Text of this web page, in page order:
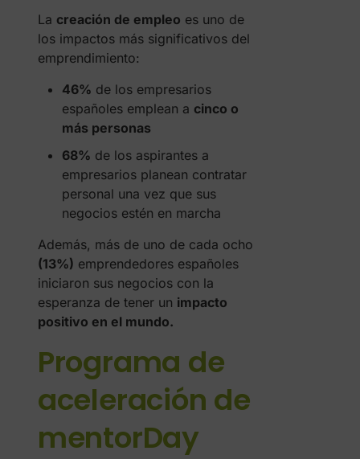
La creación de empleo es uno de
los impactos más significativos del
emprendimiento:
46% de los empresarios
españoles emplean a cinco o
más personas
68% de los aspirantes a
empresarios planean contratar
personal una vez que sus
negocios estén en marcha
Además, más de uno de cada ocho
(13%) emprendedores españoles
iniciaron sus negocios con la
esperanza de tener un impacto
positivo en el mundo.
Programa de
aceleración de
mentorDay